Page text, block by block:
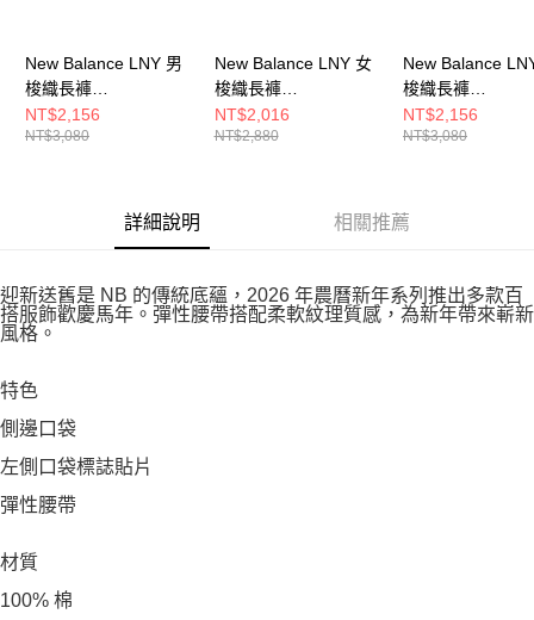
New Balance LNY 男
梭織長褲
MB61O85FSHY-F
NT$2,156
NT$3,080
New Balance LNY 女
梭織長褲
WB61S8C4RLT-F
NT$2,016
NT$2,880
New Balance
梭織長褲
MB61O85FBK-F
NT$2,156
NT$3,080
詳細說明 相關推薦
迎新送舊是 NB 的傳統底蘊，2026 年農曆新年系列推出多款百
搭服飾歡慶馬年。彈性腰帶搭配柔軟紋理質感，為新年帶來嶄新
風格。
特色
側邊口袋
左側口袋標誌貼片
彈性腰帶
材質
100% 棉